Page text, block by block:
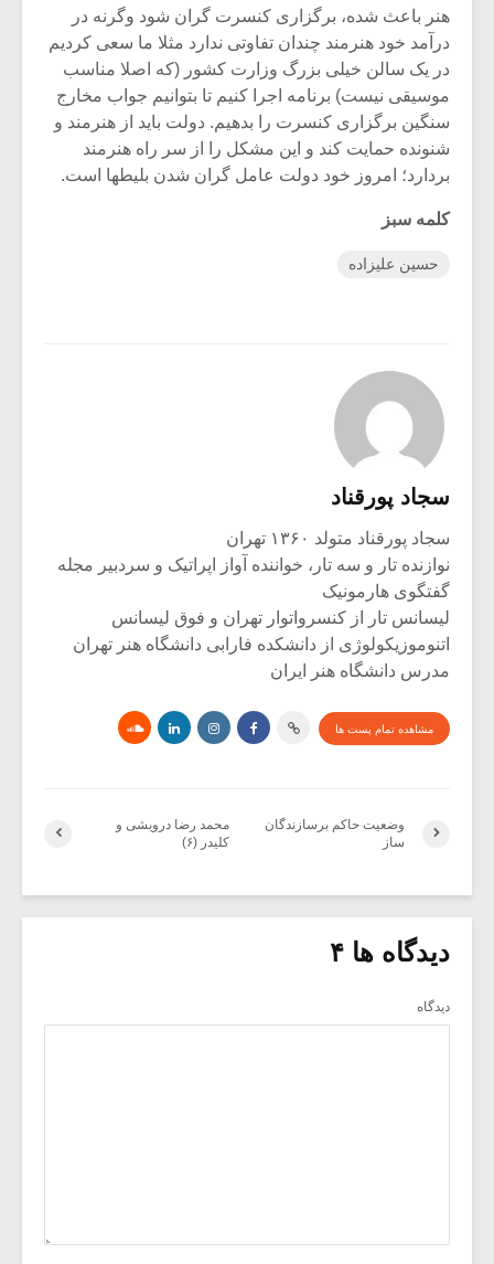
هنر باعث شده، برگزاری کنسرت گران شود وگرنه در
درآمد خود هنرمند چندان تفاوتی ندارد مثلا ما سعی کردیم
در یک سالن خیلی بزرگ وزارت کشور (که اصلا مناسب
موسیقی نیست) برنامه اجرا کنیم تا بتوانیم جواب مخارج
سنگین برگزاری کنسرت را بدهیم. دولت باید از هنرمند و
شنونده حمایت کند و این مشکل را از سر راه هنرمند
بردارد؛ امروز خود دولت عامل گران شدن بلیطها است.
کلمه سبز
حسین علیزاده
سجاد پورقناد
سجاد پورقناد متولد ۱۳۶۰ تهران
نوازنده تار و سه تار، خواننده آواز اپراتیک و سردبیر مجله
گفتگوی هارمونیک
لیسانس تار از کنسرواتوار تهران و فوق لیسانس
اتنوموزیکولوژی از دانشکده فارابی دانشگاه هنر تهران
مدرس دانشگاه هنر ایران
مشاهده تمام پست ها
محمد رضا درویشی و
کلیدر (۶)
وضعیت حاکم برسازندگان
ساز
دیدگاه ها ۴
دیدگاه